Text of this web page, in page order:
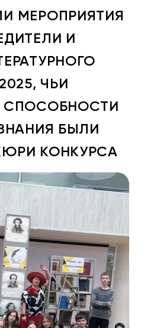
МЕРОПРИЯТИЯ
И
ЧЬИ
СПОСОБНОСТИ
БЫЛИ
КОНКУРСА